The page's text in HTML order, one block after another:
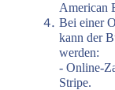
American
Bei einer
kann der
werden:
- Online-
Stripe.